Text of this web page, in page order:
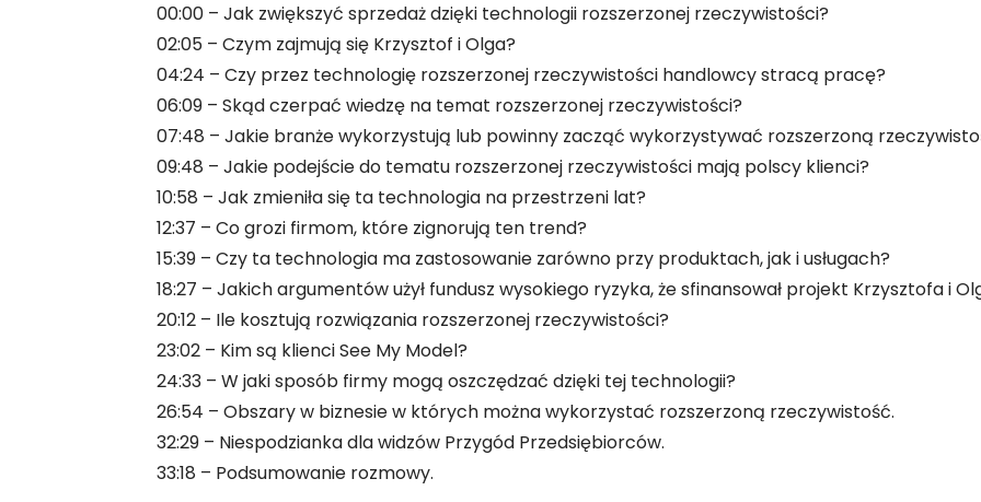
00:00 – Jak zwiększyć sprzedaż dzięki technologii rozszerzonej rzeczywistości?
02:05 – Czym zajmują się Krzysztof i Olga?
04:24 – Czy przez technologię rozszerzonej rzeczywistości handlowcy stracą pracę?
06:09 – Skąd czerpać wiedzę na temat rozszerzonej rzeczywistości?
07:48 – Jakie branże wykorzystują lub powinny zacząć wykorzystywać rozszerzoną
09:48 – Jakie podejście do tematu rozszerzonej rzeczywistości mają polscy klienci?
10:58 – Jak zmieniła się ta technologia na przestrzeni lat?
12:37 – Co grozi firmom, które zignorują ten trend?
15:39 – Czy ta technologia ma zastosowanie zarówno przy produktach, jak i usługach?
18:27 – Jakich argumentów użył fundusz wysokiego ryzyka, że sfinansował projekt Krzysztofa i
20:12 – Ile kosztują rozwiązania rozszerzonej rzeczywistości?
23:02 – Kim są klienci See My Model?
24:33 – W jaki sposób firmy mogą oszczędzać dzięki tej technologii?
26:54 – Obszary w biznesie w których można wykorzystać rozszerzoną rzeczywistość.
32:29 – Niespodzianka dla widzów Przygód Przedsiębiorców.
33:18 – Podsumowanie rozmowy.